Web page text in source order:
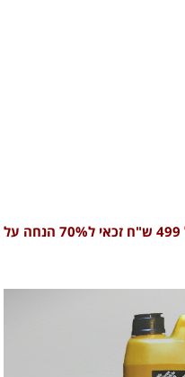
מבצע! כל הרוכש מוצרים בשוווי של 499 ש"ח זכאי ל70% הנחה על